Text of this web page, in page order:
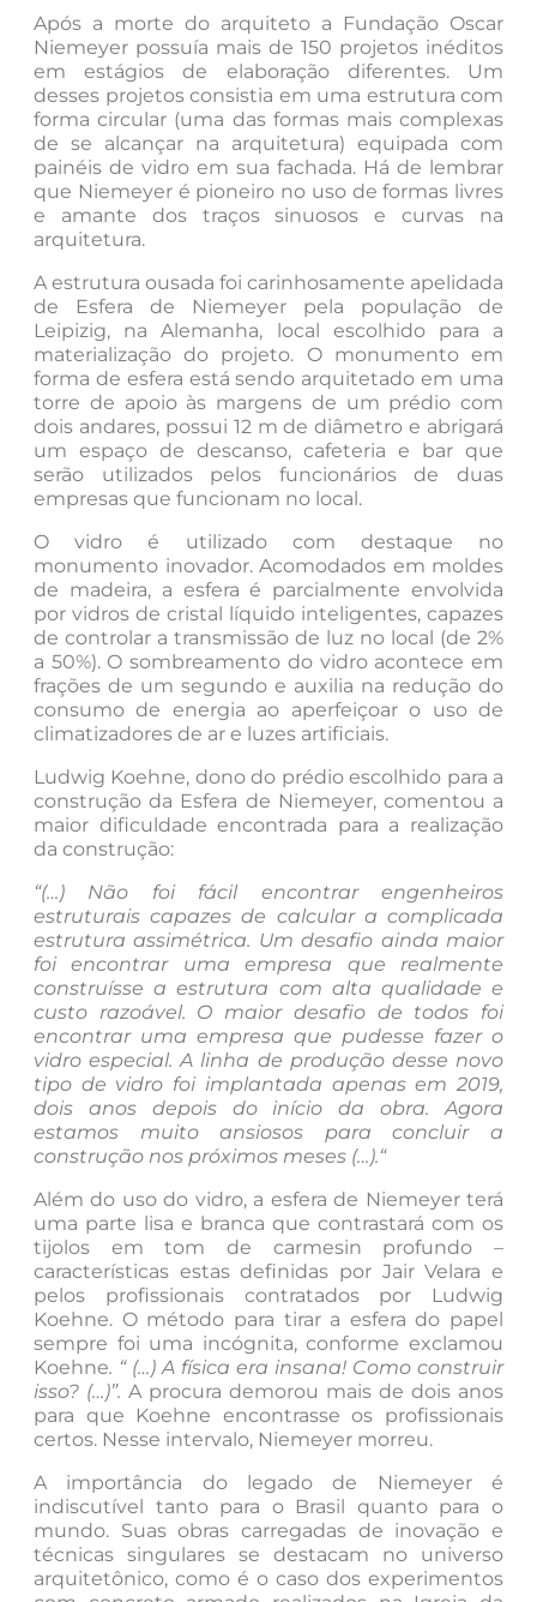
Após a morte do arquiteto a Fundação Oscar
Niemeyer possuía mais de 150 projetos inéditos
em estágios de elaboração diferentes. Um
desses projetos consistia em uma estrutura com
forma circular (uma das formas mais complexas
de se alcançar na arquitetura) equipada com
painéis de vidro em sua fachada. Há de lembrar
que Niemeyer é pioneiro no uso de formas livres
e amante dos traços sinuosos e curvas na
arquitetura.
A estrutura ousada foi carinhosamente apelidada
de Esfera de Niemeyer pela população de
Leipizig, na Alemanha, local escolhido para a
materialização do projeto. O monumento em
forma de esfera está sendo arquitetado em uma
torre de apoio às margens de um prédio com
dois andares, possui 12 m de diâmetro e abrigará
um espaço de descanso, cafeteria e bar que
serão utilizados pelos funcionários de duas
empresas que funcionam no local.
O vidro é utilizado com destaque no
monumento inovador. Acomodados em moldes
de madeira, a esfera é parcialmente envolvida
por vidros de cristal líquido inteligentes, capazes
de controlar a transmissão de luz no local (de 2%
a 50%). O sombreamento do vidro acontece em
frações de um segundo e auxilia na redução do
consumo de energia ao aperfeiçoar o uso de
climatizadores de ar e luzes artificiais.
Ludwig Koehne, dono do prédio escolhido para a
construção da Esfera de Niemeyer, comentou a
maior dificuldade encontrada para a realização
da construção:
“(…) Não foi fácil encontrar engenheiros
estruturais capazes de calcular a complicada
estrutura assimétrica. Um desafio ainda maior
foi encontrar uma empresa que realmente
construísse a estrutura com alta qualidade e
custo razoável. O maior desafio de todos foi
encontrar uma empresa que pudesse fazer o
vidro especial. A linha de produção desse novo
tipo de vidro foi implantada apenas em 2019,
dois anos depois do início da obra. Agora
estamos muito ansiosos para concluir a
construção nos próximos meses (…).“
Além do uso do vidro, a esfera de Niemeyer terá
uma parte lisa e branca que contrastará com os
tijolos em tom de carmesin profundo –
características estas definidas por Jair Velara e
pelos profissionais contratados por Ludwig
Koehne. O método para tirar a esfera do papel
sempre foi uma incógnita, conforme exclamou
Koehne. “ (…) A física era insana! Como construir
isso? (…)”. A procura demorou mais de dois anos
para que Koehne encontrasse os profissionais
certos. Nesse intervalo, Niemeyer morreu.
A importância do legado de Niemeyer é
indiscutível tanto para o Brasil quanto para o
mundo. Suas obras carregadas de inovação e
técnicas singulares se destacam no universo
arquitetônico, como é o caso dos experimentos